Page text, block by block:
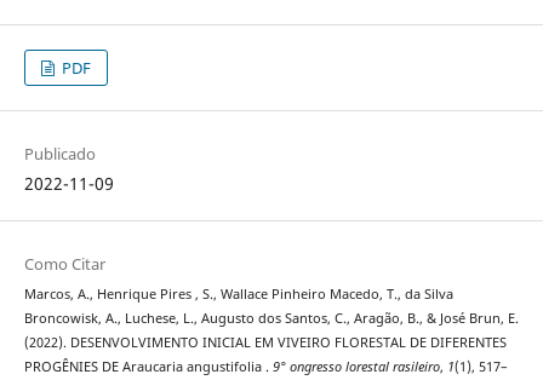
PDF
Publicado
2022-11-09
Como Citar
Marcos, A., Henrique Pires , S., Wallace Pinheiro Macedo, T., da Silva
Broncowisk, A., Luchese, L., Augusto dos Santos, C., Aragão, B., & José Brun, E.
(2022). DESENVOLVIMENTO INICIAL EM VIVEIRO FLORESTAL DE DIFERENTES
PROGÊNIES DE Araucaria angustifolia . 9° ongresso lorestal rasileiro, 1(1), 517–